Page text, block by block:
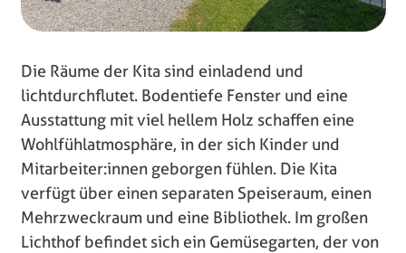
Die Räume der Kita sind einladend und
lichtdurchflutet. Bodentiefe Fenster und eine
Ausstattung mit viel hellem Holz schaffen eine
Wohlfühlatmosphäre, in der sich Kinder und
Mitarbeiter:innen geborgen fühlen. Die Kita
verfügt über einen separaten Speiseraum, einen
Mehrzweckraum und eine Bibliothek. Im großen
Lichthof befindet sich ein Gemüsegarten, der von